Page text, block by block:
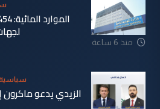
منذ 6 ساعة
الزيدي يدعو ماكرون